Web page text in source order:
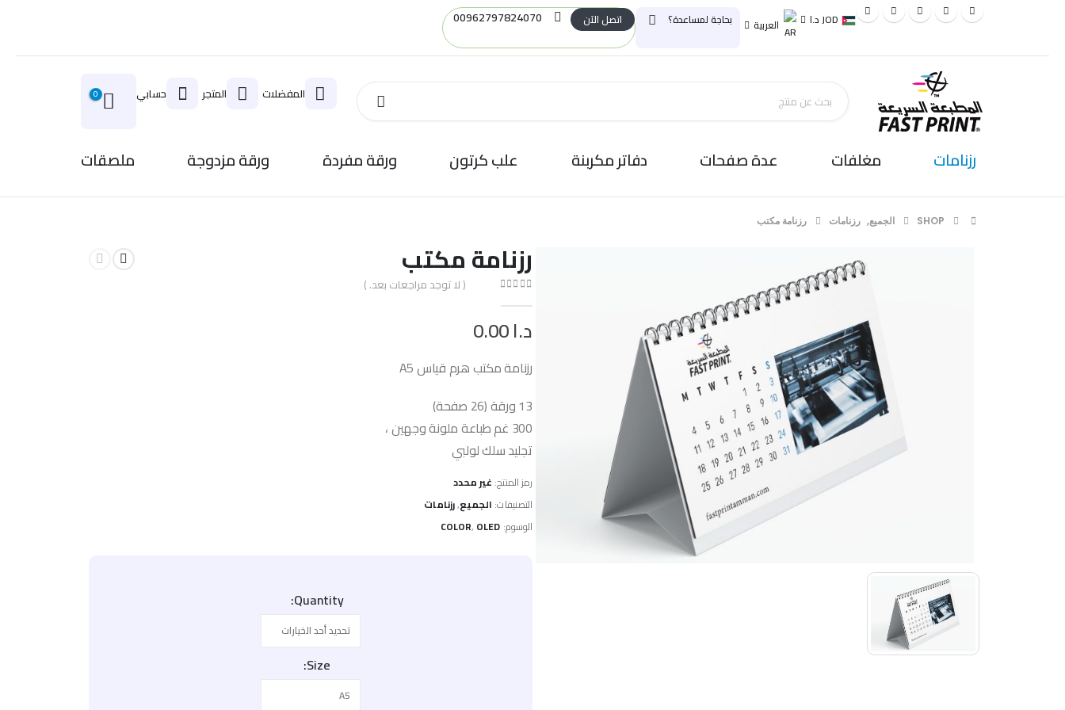
JOD د.ا العربية بحاجة لمساعدة؟ 00962797824070 اتصل الآن
المفضلات المتجر حسابي 0
رزنامات مغلفات عدة صفحات دفاتر مكربنة علب كرتون ورقة مفردة ورقة مزدوجة ملصقات
SHOP الجميع, رزنامات رزنامة مكتب
رزنامة مكتب
( لا توجد مراجعات بعد. )
د.ا
رزنامة مكتب هرم قياس A5
13 ورقة (26 صفحة)
300 غم طباعة ملونة وجهين ،
تجليد سلك لولبي
رمز المنتج: غير محدد
التصنيفات: الجميع,رزنامات
الوسوم:
COLOR, OLED
Quantity
Size